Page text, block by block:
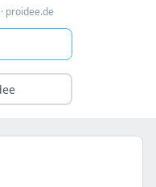
· proidee.de